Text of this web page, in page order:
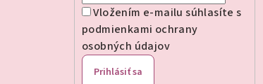
Vložením e-mailu súhlasíte s
podmienkami ochrany
osobných údajov
Prihlásiť sa